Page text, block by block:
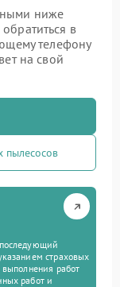
ниже
в
телефону
на свой
пылесосов
страховых
выполнения работ
работ и